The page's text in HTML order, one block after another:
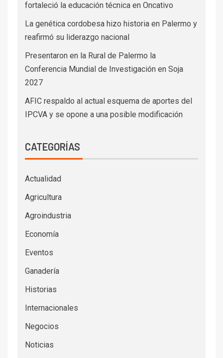
fortaleció la educación técnica en Oncativo
La genética cordobesa hizo historia en Palermo y
reafirmó su liderazgo nacional
Presentaron en la Rural de Palermo la
Conferencia Mundial de Investigación en Soja
2027
AFIC respaldo al actual esquema de aportes del
IPCVA y se opone a una posible modificación
CATEGORÍAS
Actualidad
Agricultura
Agroindustria
Economía
Eventos
Ganadería
Historias
Internacionales
Negocios
Noticias